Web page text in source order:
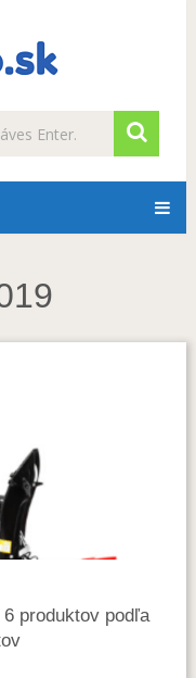
produktov podľa